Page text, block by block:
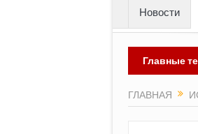
Новости
Главные
Россия лишает
ГЛАВНАЯ